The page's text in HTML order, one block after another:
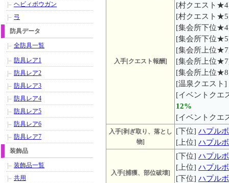
入手[クエスト報酬]
[村クエスト
[村クエスト
[集会所下位
[集会所下位
[集会所上位
[集会所上位
[集会所上位
[温泉クエス
[イベントク
12%
[イベントク
入手[剥ぎ取り、落とし
物]
[下位] ハプル
[上位] ハプル
入手[捕獲、部位破壊]
[下位] ハプル
[上位] ハプル
[下位] ハプル
ヘビィボウガン
弓
防具データ
全防具一覧
防具レア1
防具レア2
防具レア3
防具レア4
防具レア5
防具レア6
防具レア7
装飾品
装飾品一覧
共用